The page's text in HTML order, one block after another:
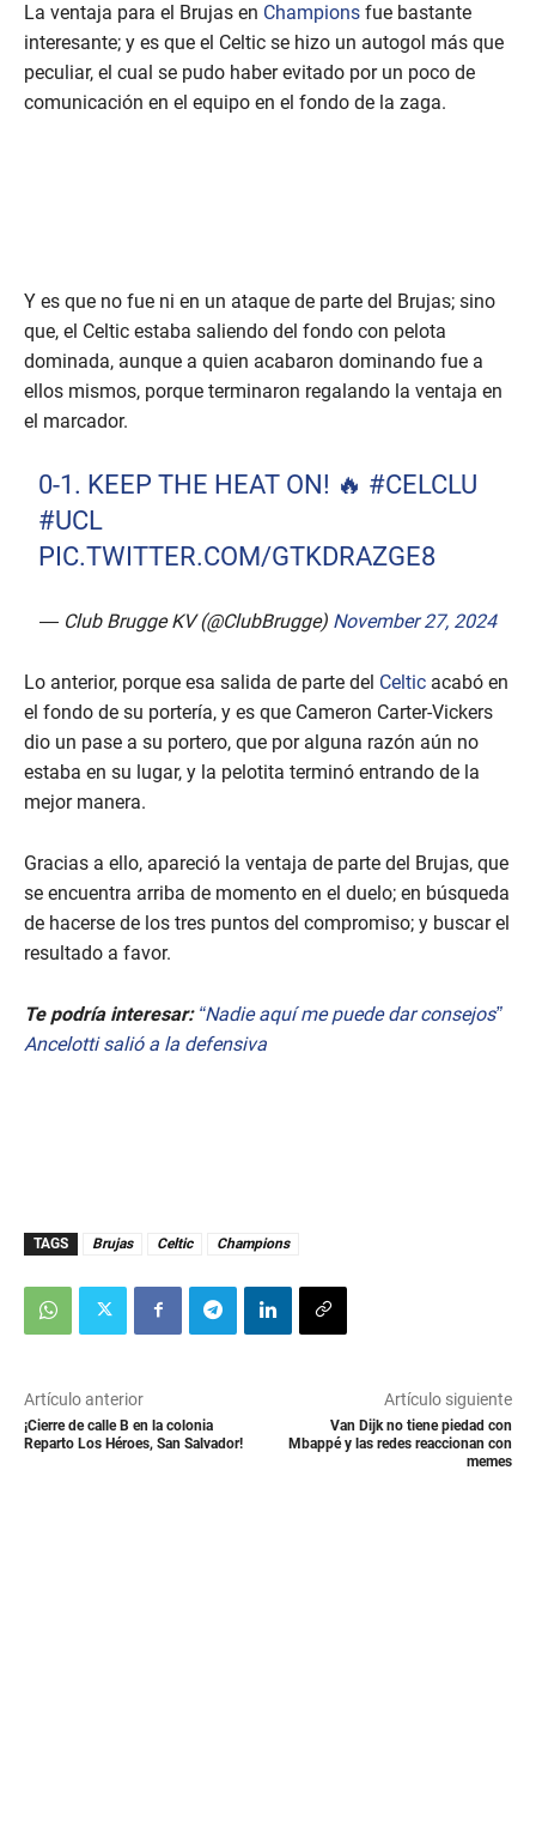
La ventaja para el Brujas en Champions fue bastante
interesante; y es que el Celtic se hizo un autogol más que
peculiar, el cual se pudo haber evitado por un poco de
comunicación en el equipo en el fondo de la zaga.
Y es que no fue ni en un ataque de parte del Brujas; sino
que, el Celtic estaba saliendo del fondo con pelota
dominada, aunque a quien acabaron dominando fue a
ellos mismos, porque terminaron regalando la ventaja en
el marcador.
0-1. KEEP THE HEAT ON! 🔥 #CELCLU
#UCL
PIC.TWITTER.COM/GTKDRAZGE8
— Club Brugge KV (@ClubBrugge) November 27, 2024
Lo anterior, porque esa salida de parte del Celtic acabó en
el fondo de su portería, y es que Cameron Carter-Vickers
dio un pase a su portero, que por alguna razón aún no
estaba en su lugar, y la pelotita terminó entrando de la
mejor manera.
Gracias a ello, apareció la ventaja de parte del Brujas, que
se encuentra arriba de momento en el duelo; en búsqueda
de hacerse de los tres puntos del compromiso; y buscar el
resultado a favor.
Te podría interesar: “Nadie aquí me puede dar consejos”
Ancelotti salió a la defensiva
TAGS Brujas Celtic Champions
Artículo anterior
¡Cierre de calle B en la colonia
Reparto Los Héroes, San Salvador!
Artículo siguiente
Van Dijk no tiene piedad con
Mbappé y las redes reaccionan con
memes